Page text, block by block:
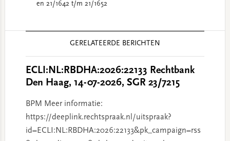
en 21/1642 t/m 21/1652
GERELATEERDE BERICHTEN
ECLI:NL:RBDHA:2026:22133 Rechtbank
Den Haag, 14-07-2026, SGR 23/7215
BPM Meer informatie:
https://deeplink.rechtspraak.nl/uitspraak?
id=ECLI:NL:RBDHA:2026:22133&pk_campaign=rss